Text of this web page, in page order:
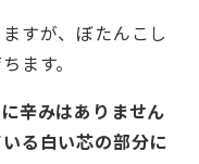
すが、ぼたんこし
ます。
辛みはありません
る白い芯の部分に